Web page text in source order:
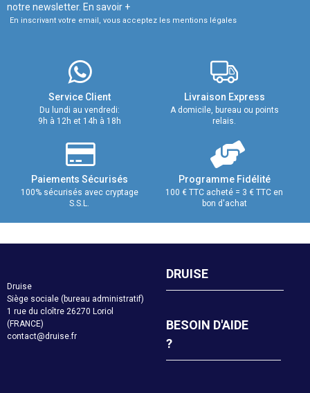
notre newsletter. En savoir +
En inscrivant votre email, vous acceptez les mentions légales
Service Client
Du lundi au vendredi:
9h à 12h et 14h à 18h
Livraison Express
A domicile, bureau ou points
relais.
Paiements Sécurisés
100% sécurisés avec cryptage
S.S.L.
Programme Fidélité
100 € TTC acheté = 3 € TTC en
bon d'achat
Druise
Siège sociale (bureau administratif)
1 rue du cloître 26270 Loriol
(FRANCE)
contact@druise.fr
DRUISE
BESOIN D'AIDE
?